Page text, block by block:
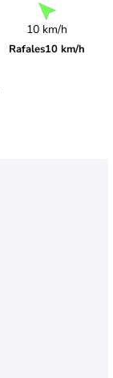
10 km/h
Rafales10 km/h